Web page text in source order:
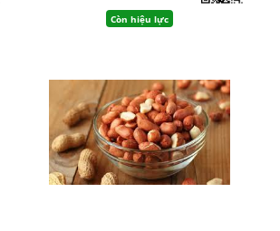
Còn hiệu lực